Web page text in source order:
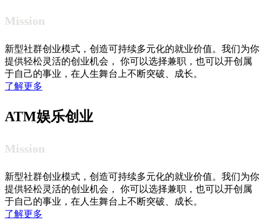
Mission
新型社群创业模式，创造可持续多元化的就业价值。我们为你
提供轻松灵活的创业机会， 你可以选择兼职，也可以开创属
于自己的事业，在人生舞台上不断突破、成长。
了解更多
ATM娱乐创业
Mission
新型社群创业模式，创造可持续多元化的就业价值。我们为你
提供轻松灵活的创业机会， 你可以选择兼职，也可以开创属
于自己的事业，在人生舞台上不断突破、成长。
了解更多